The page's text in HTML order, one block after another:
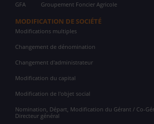
GFA Groupement Foncier Agricole
MODIFICATION DE SOCIÉTÉ
Modifications multiples
Changement de dénomination
Changement d'administrateur
Modification du capital
Modification de l'objet social
Nomination, Départ, Modification du Gérant / Co-
Directeur général